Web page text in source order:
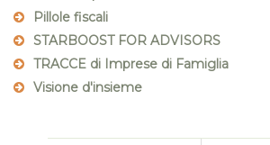
Pillole fiscali
STARBOOST FOR ADVISORS
TRACCE di Imprese di Famiglia
Visione d'insieme